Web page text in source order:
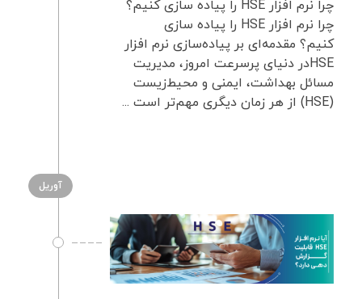
چرا نرم‌ افزار HSE را پیاده‌ سازی کنیم؟
چرا نرم‌ افزار HSE را پیاده‌ سازی
کنیم؟ مقدمه‌ای بر پیاده‌سازی نرم‌ افزار
HSEدر دنیای پرسرعت امروز، مدیریت
مسائل بهداشت، ایمنی و محیط‌زیست
(HSE) از هر زمان دیگری مهم‌تر است ...
آوریل